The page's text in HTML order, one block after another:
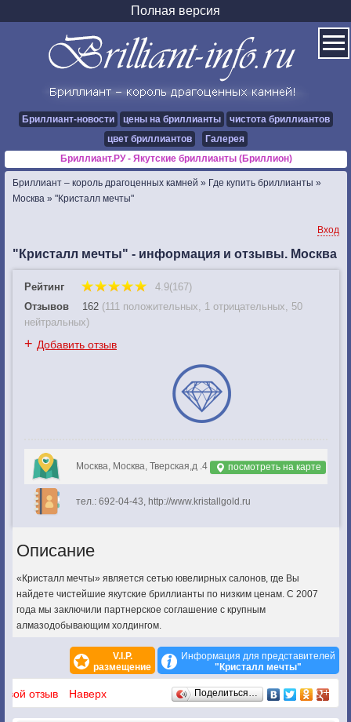
Полная версия
Бриллиант-новости цены на бриллианты
чистота бриллиантов
цвет бриллиантов
Галерея
Бриллиант.РУ - Якутские бриллианты (Бриллион)
Бриллиант – король драгоценных камней » Где купить бриллианты »
Москва » "Кристалл мечты"
Вход
"Кристалл мечты" - информация и отзывы. Москва
Рейтинг
4.9(167)
Отзывов
162 (111 положительных, 1 отрицательных, 50
нейтральных)
+ Добавить отзыв
Москва, Москва, Тверская,д .4 посмотреть на карте
тел.: 692-04-43, http://www.kristallgold.ru
Описание
«Кристалл мечты» является сетью ювелирных салонов, где Вы
найдете чистейшие якутские бриллианты по низким ценам. С 2007
года мы заключили партнерское соглашение с крупным
алмазодобывающим холдингом.
V.I.P.
размещение
Информация для представителей
"Кристалл мечты"
Отзывы
отзыв Наверх Поделиться…